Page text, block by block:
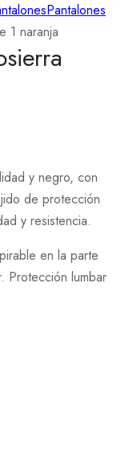
Pantalones
1 naranja
y negro, con
de protección
y resistencia.
en la parte
Protección lumbar